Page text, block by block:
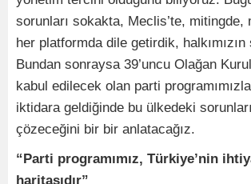
sorunları sokakta, Meclis’te, mitingde,
her platformda dile getirdik,
Bundan sonraysa 39’uncu Olağan
kabul edilecek olan parti
iktidara geldiğinde bu ülkedeki
çözeceğini bir bir anlatacağız.
“Parti programımız, Türkiye’nin
haritasıdır”